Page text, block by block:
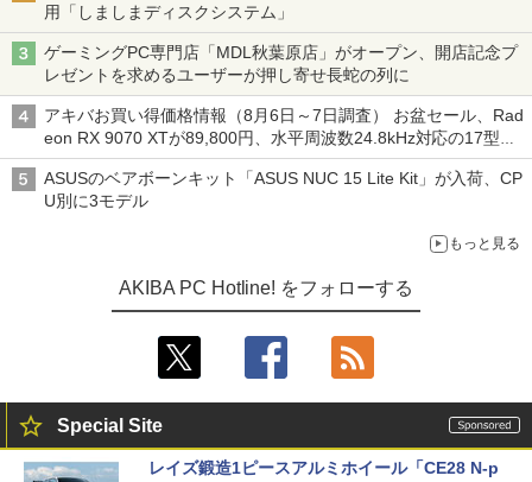
用「しましまディスクシステム」
ゲーミングPC専門店「MDL秋葉原店」がオープン、開店記念プ
レゼントを求めるユーザーが押し寄せ長蛇の列に
アキバお買い得価格情報（8月6日～7日調査） お盆セール、Rad
eon RX 9070 XTが89,800円、水平周波数24.8kHz対応の17型モ
ニターが9,801円、暑さ指数連動セール ほか
ASUSのベアボーンキット「ASUS NUC 15 Lite Kit」が入荷、CP
U別に3モデル
もっと見る
AKIBA PC Hotline! をフォローする
Special Site
レイズ鍛造1ピースアルミホイール「CE28 N-p